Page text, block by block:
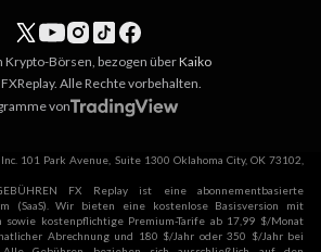
Krypto-Börsen, bezogen überKaiko
Alle Rechte vorbehalten.
von
Inc. 101 Park Avenue, Suite 1300 Oklahoma City, OK 73102,
FX Replay ist eine abonnementbasierte
(SaaS). Wir bieten eine kostenlose Basisversion mit
sowie kostenpflichtige Premium-Tarife ab 17,99 $/Monat
Abrechnung und 180 $/Jahr oder 350 $/Jahr bei